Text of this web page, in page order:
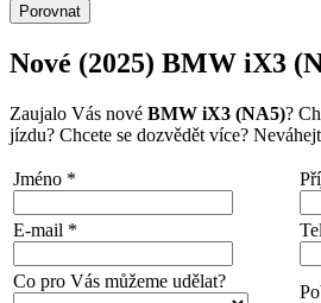
Porovnat
Nové (2025) BMW iX3
Zaujalo Vás nové BMW iX3 (NA5)?
jízdu? Chcete se dozvědět více?
Jméno *
E-mail *
Co pro Vás můžeme udělat?